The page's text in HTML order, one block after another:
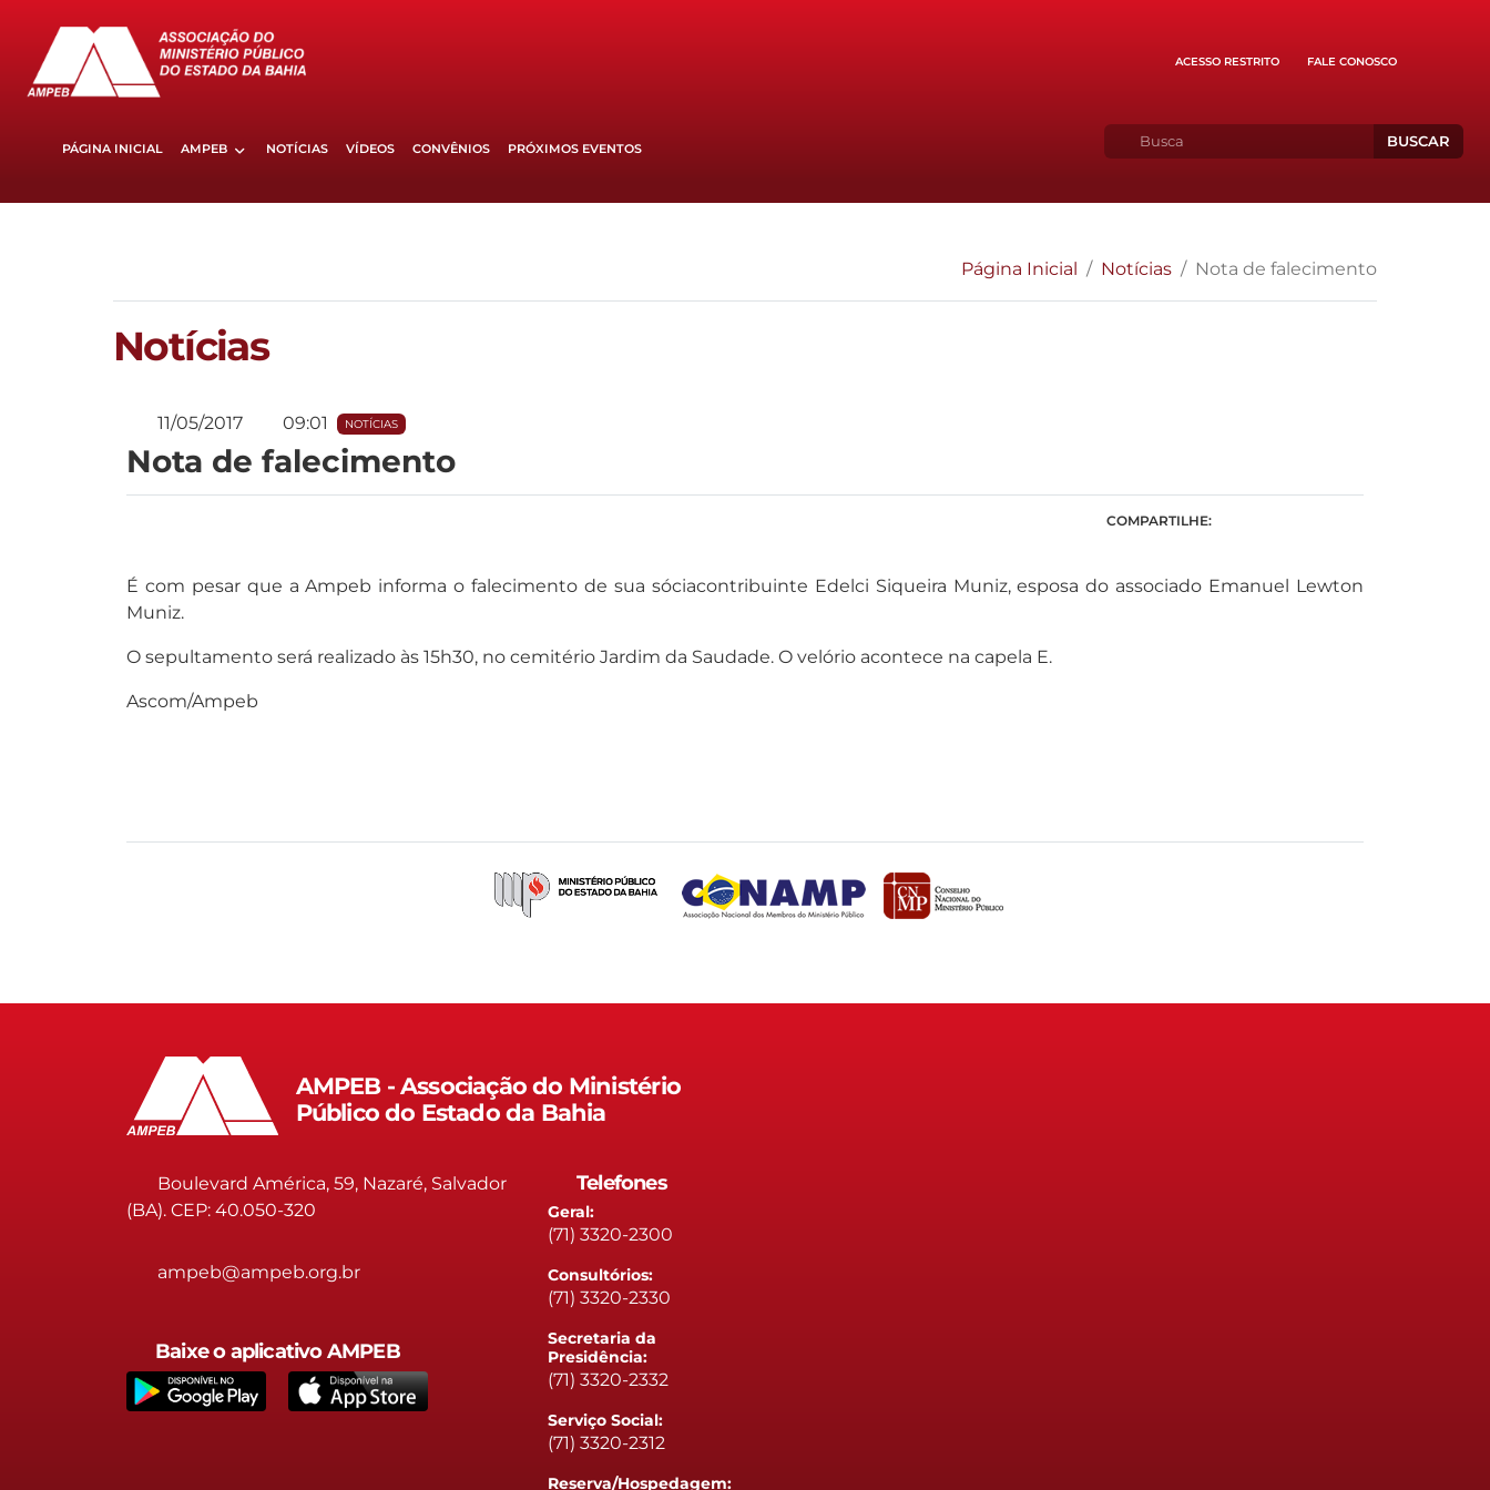
ACESSO RESTRITO FALE CONOSCO
PÁGINA INICIAL AMPEB NOTÍCIAS VÍDEOS CONVÊNIOS PRÓXIMOS EVENTOS BUSCAR
Página Inicial Notícias Nota de falecimento
Notícias
11/05/2017 09:01 NOTÍCIAS
Nota de falecimento
COMPARTILHE:
É com pesar que a Ampeb informa o falecimento de sua sóciacontribuinte Edelci Siqueira Muniz, esposa do associado Emanuel Lewton
Muniz.
O sepultamento será realizado às 15h30, no cemitério Jardim da Saudade. O velório acontece na capela E.
Ascom/Ampeb
AMPEB - Associação do Ministério
Público do Estado da Bahia
Boulevard América, 59, Nazaré, Salvador
(BA). CEP: 40.050-320
ampeb@ampeb.org.br
Baixe o aplicativo AMPEB
Telefones
Geral:
(71) 3320-2300
Consultórios:
(71) 3320-2330
Secretaria da
Presidência:
(71) 3320-2332
Serviço Social:
(71) 3320-2312
Reserva/Hospedagem: